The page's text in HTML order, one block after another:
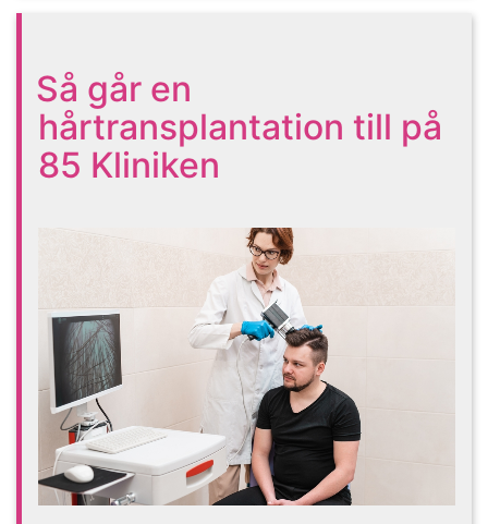
Så går en
hårtransplantation till på
85 Kliniken